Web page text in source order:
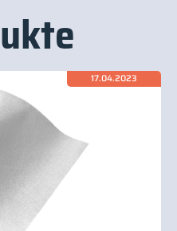
17.04.2023